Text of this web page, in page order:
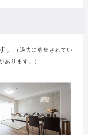
。
（過去に募集されてい
あります。）